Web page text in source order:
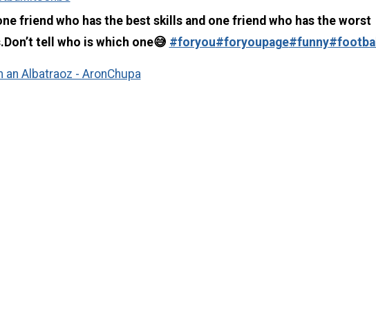
friend who has the best skills and one friend who has the worst
tell who is which one😅 #foryou#foryoupage#funny#football
Albatraoz - AronChupa